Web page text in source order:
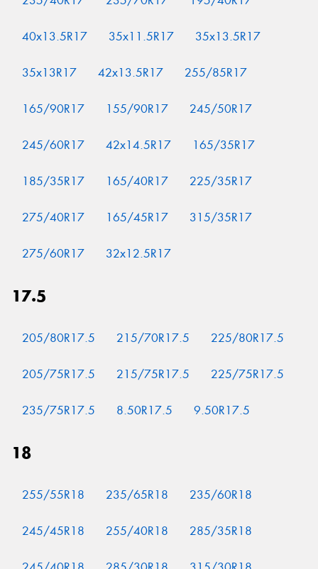
40x13.5R17 35x11.5R17 35x13.5R17
35x13R17 42x13.5R17 255/85R17
165/90R17 155/90R17 245/50R17
245/60R17 42x14.5R17 165/35R17
185/35R17 165/40R17 225/35R17
275/40R17 165/45R17 315/35R17
275/60R17 32x12.5R17
17.5
205/80R17.5 215/70R17.5 225/80R17.5
205/75R17.5 215/75R17.5 225/75R17.5
235/75R17.5 8.50R17.5 9.50R17.5
18
255/55R18 235/65R18 235/60R18
245/45R18 255/40R18 285/35R18